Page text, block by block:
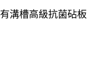
溝槽高級抗菌砧板